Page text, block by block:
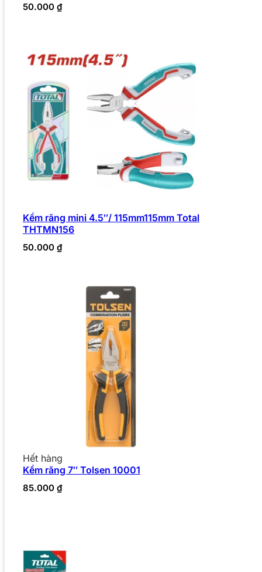
50.000 ₫
Kềm răng mini 4.5″/ 115mm115mm Total
THTMN156
50.000 ₫
Hết hàng
Kềm răng 7″ Tolsen 10001
85.000 ₫